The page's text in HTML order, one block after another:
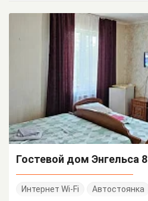
Гостевой дом Энгельса 8
Интернет Wi-Fi Автостоянка